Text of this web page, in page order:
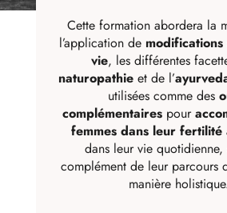
Cette formation abordera la
l’application de
vie, les différentes
naturopathieet de l’
utilisées comme des
complémentairespour
femmes dans leur fertilité
dans leur vie
complément de leur parcours
manière holistique